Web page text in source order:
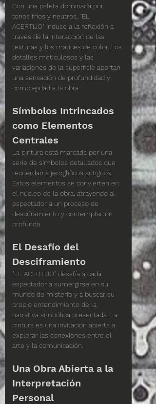
Con una paleta dominada por
tonos fríos y neutros, "EL
ACERTIJO" induce a la reflexión a
través de la interacción de las
texturas y los matices de color. Los
detalles meticulosos y las
variaciones de la superficie aportan
una sensación de profundidad y
complejidad a la obra.
Símbolos Intrincados
como Elementos
Centrales
La pintura está marcada por una
serie de símbolos detallados que
recuerdan a jeroglíficos antiguos.
Estos elementos se convierten en
el núcleo de la obra, atrayendo al
espectador a un proceso de
desciframiento y contemplación
profunda.
El Desafío del
Desciframiento
"EL ACERTIJO" desafía a cada
espectador a sumergirse en su
mundo de misterio y a buscar su
propio entendimiento de la
narrativa simbólica presentada. La
pintura es una invitación abierta a
explorar las conexiones entre el
arte y la comunicación.
Una Obra Abierta a la
Interpretación
Personal